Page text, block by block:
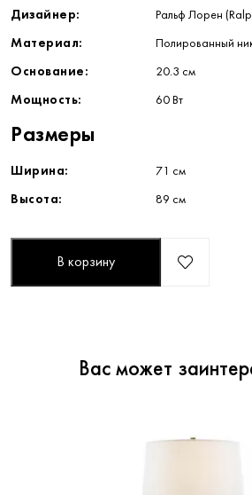
Дизайнер: Ральф Лорен
Материал: Полированный
Основание: 20.3 см
Мощность: 60 Вт
Размеры
Ширина: 71 см
Высота: 89 см
В корзину
Вас может